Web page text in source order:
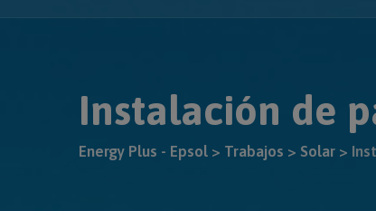
Instalación de
Energy Plus - Epsol > Trabajos > Solar >